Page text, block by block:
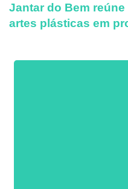
Jantar do Bem
artes plásticas em